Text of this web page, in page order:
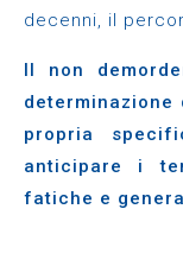
decenni, il
Il non
propria
anticipare i
fatiche e